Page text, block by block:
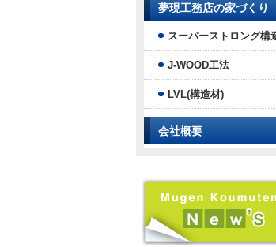
夢現工務店の家づくり
スーパーストロング構
J-WOOD工法
LVL(構造材)
会社概要